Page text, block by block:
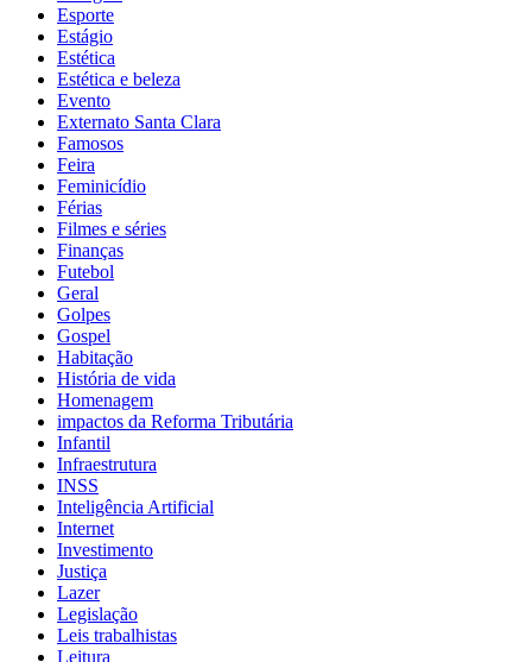
Esporte
Estágio
Estética
Estética e beleza
Evento
Externato Santa Clara
Famosos
Feira
Feminicídio
Férias
Filmes e séries
Finanças
Futebol
Geral
Golpes
Gospel
Habitação
História de vida
Homenagem
impactos da Reforma Tributária
Infantil
Infraestrutura
INSS
Inteligência Artificial
Internet
Investimento
Justiça
Lazer
Legislação
Leis trabalhistas
Leitura